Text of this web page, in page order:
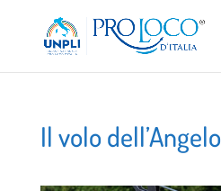
Il volo dell’Angelo